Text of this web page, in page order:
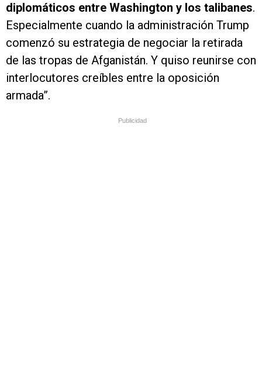
diplomáticos entre Washington y los talibanes.
Especialmente cuando la administración Trump
comenzó su estrategia de negociar la retirada
de las tropas de Afganistán. Y quiso reunirse con
interlocutores creíbles entre la oposición
armada”.
Publicidad